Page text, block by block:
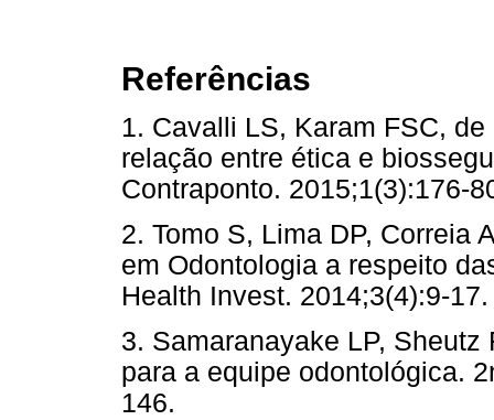
Referências
1. Cavalli LS, Karam FSC,
relação entre ética e
Contraponto.
2. Tomo S, Lima DP, Correia
em Odontologia a respeito
Health Invest. 2014;3(4):9-17.
3. Samaranayake LP,
para a equipe odontológica.
146.